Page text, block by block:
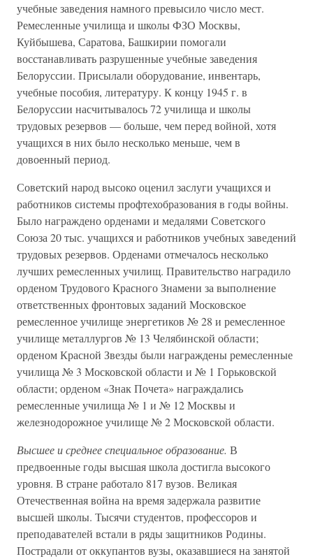
учебные заведения намного превысило число мест.
Ремесленные училища и школы ФЗО Москвы,
Куйбышева, Саратова, Башкирии помогали
восстанавливать разрушенные учебные заведения
Белоруссии. Присылали оборудование, инвентарь,
учебные пособия, литературу. К концу 1945 г. в
Белоруссии насчитывалось 72 училища и школы
трудовых резервов — больше, чем перед войной, хотя
учащихся в них было несколько меньше, чем в
довоенный период.
Советский народ высоко оценил заслуги учащихся и
работников системы профтехобразования в годы войны.
Было награждено орденами и медалями Советского
Союза 20 тыс. учащихся и работников учебных заведений
трудовых резервов. Орденами отмечалось несколько
лучших ремесленных училищ. Правительство наградило
орденом Трудового Красного Знамени за выполнение
ответственных фронтовых заданий Московское
ремесленное училище энергетиков № 28 и ремесленное
училище металлургов № 13 Челябинской области;
орденом Красной Звезды были награждены ремесленные
училища № 3 Московской области и № 1 Горьковской
области; орденом «Знак Почета» награждались
ремесленные училища № 1 и № 12 Москвы и
железнодорожное училище № 2 Московской области.
Высшее и среднее специальное образование. В
предвоенные годы высшая школа достигла высокого
уровня. В стране работало 817 вузов. Великая
Отечественная война на время задержала развитие
высшей школы. Тысячи студентов, профессоров и
преподавателей встали в ряды защитников Родины.
Пострадали от оккупантов вузы, оказавшиеся на занятой